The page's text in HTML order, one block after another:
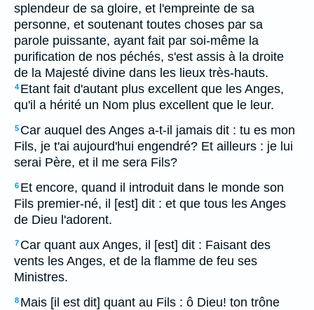
splendeur de sa gloire, et l'empreinte de sa
personne, et soutenant toutes choses par sa
parole puissante, ayant fait par soi-même la
purification de nos péchés, s'est assis à la droite
de la Majesté divine dans les lieux très-hauts.
4 Etant fait d'autant plus excellent que les Anges,
qu'il a hérité un Nom plus excellent que le leur.
5 Car auquel des Anges a-t-il jamais dit : tu es mon
Fils, je t'ai aujourd'hui engendré? Et ailleurs : je lui
serai Père, et il me sera Fils?
6 Et encore, quand il introduit dans le monde son
Fils premier-né, il [est] dit : et que tous les Anges
de Dieu l'adorent.
7 Car quant aux Anges, il [est] dit : Faisant des
vents les Anges, et de la flamme de feu ses
Ministres.
8 Mais [il est dit] quant au Fils : ô Dieu! ton trône